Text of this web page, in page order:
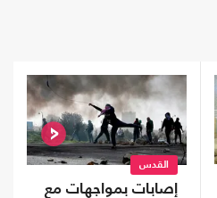
القدس
إصابات بمواجهات مع